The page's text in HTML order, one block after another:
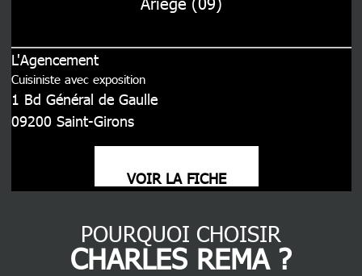
L'Agencement
Cuisiniste avec exposition
1 Bd Général de Gaulle
09200 Saint-Girons
VOIR LA FICHE
POURQUOI CHOISIR
CHARLES REMA ?